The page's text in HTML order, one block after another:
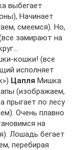
выбегает
Начинает
смеемся). Но,
замирают на
кошки! (все
исполняет
Цапля Мишка
(изображаем,
прыгает по лесу
Очень плавно
на
Лошадь бегает
перебирая